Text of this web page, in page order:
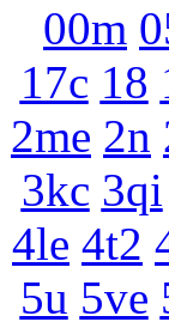
00m
17c 18
2me 2n
3kc 3qi
4le 4t2
5u 5ve